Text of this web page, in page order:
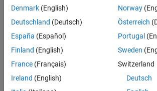
Adottare l’IA generativa è fondamentale per
educatori a supportare questa transizione,
incluso MATLAB Copilot
nell'accesso a livello di
MATLAB e Simulink.
Denmark (English)
Deutschland (Deutsch)
España (Español)
Finland (English)
France (Français)
Ireland (English)
Norway
Österreich
Portugal
Sweden
Switzerland
Deutsch